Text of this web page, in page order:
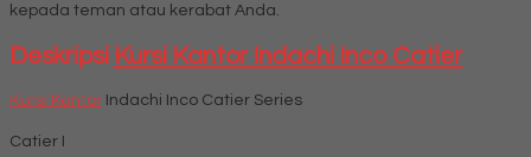
kepada teman atau kerabat Anda.
Deskripsi Kursi Kantor Indachi Inco Catier
Kursi Kantor Indachi Inco Catier Series
Catier I